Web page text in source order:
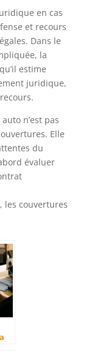
en cas
et recours
Dans le
la
estime
juridique,
n’est pas
Elle
du
évaluer
les couvertures